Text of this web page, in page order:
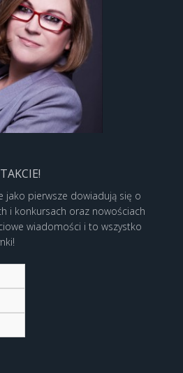
jako pierwsze dowiadują się o
i konkursach oraz nowościach
wiadomości i to wszystko